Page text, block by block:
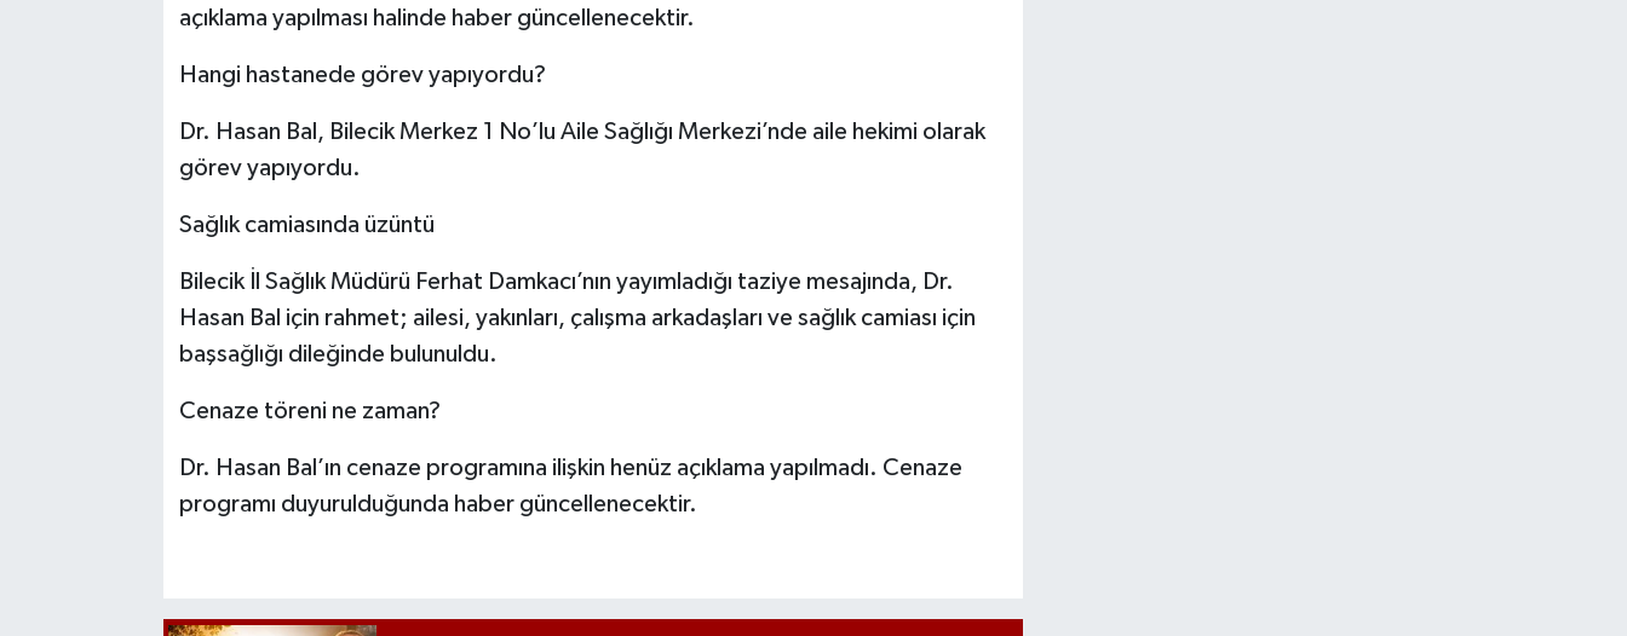
açıklama yapılması halinde haber güncellenecektir.
Hangi hastanede görev yapıyordu?
Dr. Hasan Bal, Bilecik Merkez 1 No’lu Aile Sağlığı Merkezi’nde aile hekimi olarak
görev yapıyordu.
Sağlık camiasında üzüntü
Bilecik İl Sağlık Müdürü Ferhat Damkacı’nın yayımladığı taziye mesajında, Dr.
Hasan Bal için rahmet; ailesi, yakınları, çalışma arkadaşları ve sağlık camiası için
başsağlığı dileğinde bulunuldu.
Cenaze töreni ne zaman?
Dr. Hasan Bal’ın cenaze programına ilişkin henüz açıklama yapılmadı. Cenaze
programı duyurulduğunda haber güncellenecektir.